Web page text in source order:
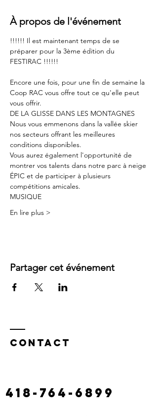
À propos de l'événement
!!!!!! Il est maintenant temps de se
préparer pour la 3ème édition du
FESTIRAC !!!!!!
Encore une fois, pour une fin de semaine la
Coop RAC vous offre tout ce qu'elle peut
vous offrir.
DE LA GLISSE DANS LES MONTAGNES
Nous vous emmenons dans la vallée skier
nos secteurs offrant les meilleures
conditions disponibles.
Vous aurez également l'opportunité de
montrer vos talents dans notre parc à neige
ÉPIC et de participer à plusieurs
compétitions amicales.
MUSIQUE
En lire plus >
Partager cet événement
Contact
418-764-6899